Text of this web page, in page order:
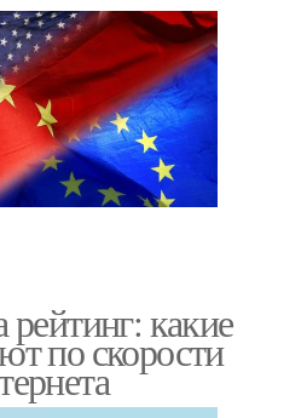
какие
по скорости